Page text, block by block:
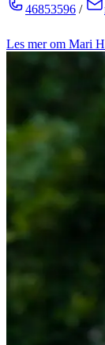
46853596 /
Les mer om Mari